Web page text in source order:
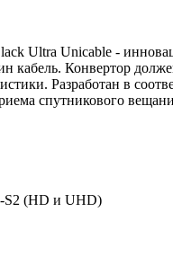
Ultra Unicable -
кабель. Конвертор
Разработан в
спутникового
S2 (HD и UHD)